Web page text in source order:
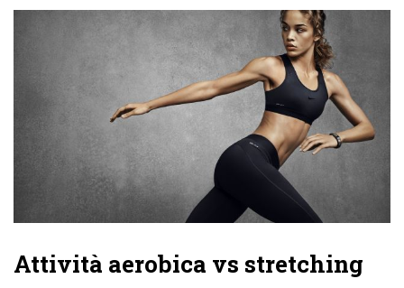
Attività aerobica vs stretching